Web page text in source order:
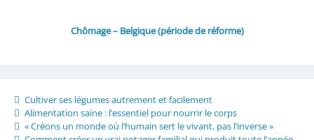
Chômage – Belgique (période de réforme)
Cultiver ses légumes autrement et facilement
Alimentation saine : l’essentiel pour nourrir le corps
« Créons un monde où l’humain sert le vivant, pas l’inverse »